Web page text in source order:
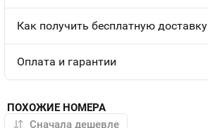
Как получить бесплатную доставку
Оплата и гарантии
ПОХОЖИЕ НОМЕРА